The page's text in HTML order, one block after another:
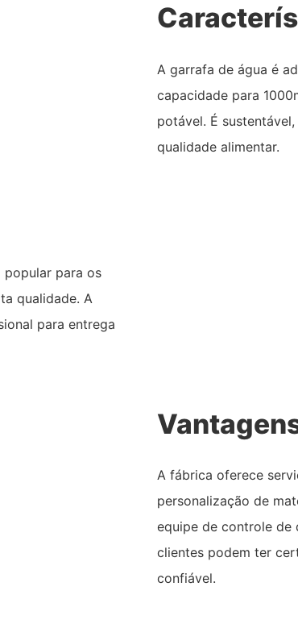
A garrafa de água é
capacidade para
potável. É
qualidade alimentar.
popular para os
qualidade. A
para entrega
A fábrica oferece
personalização de
equipe de controle de
clientes podem ter
confiável.